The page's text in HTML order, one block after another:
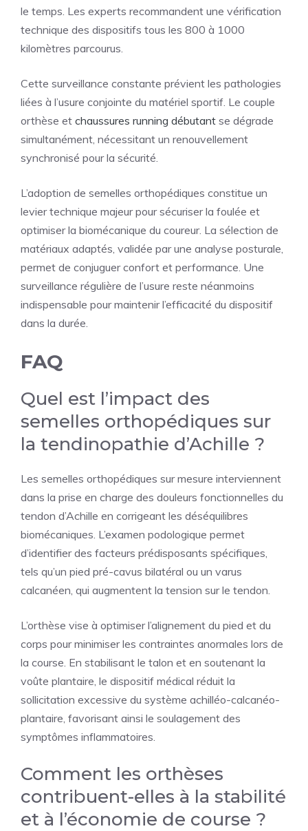
le temps. Les experts recommandent une vérification
technique des dispositifs tous les 800 à 1000
kilomètres parcourus.
Cette surveillance constante prévient les pathologies
liées à l’usure conjointe du matériel sportif. Le couple
orthèse et chaussures running débutant se dégrade
simultanément, nécessitant un renouvellement
synchronisé pour la sécurité.
L’adoption de semelles orthopédiques constitue un
levier technique majeur pour sécuriser la foulée et
optimiser la biomécanique du coureur. La sélection de
matériaux adaptés, validée par une analyse posturale,
permet de conjuguer confort et performance. Une
surveillance régulière de l’usure reste néanmoins
indispensable pour maintenir l’efficacité du dispositif
dans la durée.
FAQ
Quel est l’impact des
semelles orthopédiques sur
la tendinopathie d’Achille ?
Les semelles orthopédiques sur mesure interviennent
dans la prise en charge des douleurs fonctionnelles du
tendon d’Achille en corrigeant les déséquilibres
biomécaniques. L’examen podologique permet
d’identifier des facteurs prédisposants spécifiques,
tels qu’un pied pré-cavus bilatéral ou un varus
calcanéen, qui augmentent la tension sur le tendon.
L’orthèse vise à optimiser l’alignement du pied et du
corps pour minimiser les contraintes anormales lors de
la course. En stabilisant le talon et en soutenant la
voûte plantaire, le dispositif médical réduit la
sollicitation excessive du système achilléo-calcanéo-
plantaire, favorisant ainsi le soulagement des
symptômes inflammatoires.
Comment les orthèses
contribuent-elles à la stabilité
et à l’économie de course ?